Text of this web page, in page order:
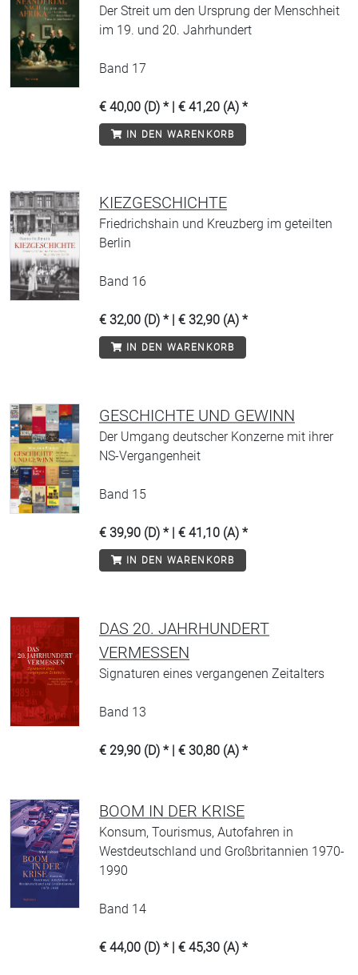
Der Streit um den Ursprung der Menschheit
im 19. und 20. Jahrhundert
Band 17
€ 40,00 (D) * | € 41,20 (A) *
IN DEN WARENKORB
KIEZGESCHICHTE
Friedrichshain und Kreuzberg im geteilten
Berlin
Band 16
€ 32,00 (D) * | € 32,90 (A) *
IN DEN WARENKORB
GESCHICHTE UND GEWINN
Der Umgang deutscher Konzerne mit ihrer
NS-Vergangenheit
Band 15
€ 39,90 (D) * | € 41,10 (A) *
IN DEN WARENKORB
DAS 20. JAHRHUNDERT
VERMESSEN
Signaturen eines vergangenen Zeitalters
Band 13
€ 29,90 (D) * | € 30,80 (A) *
BOOM IN DER KRISE
Konsum, Tourismus, Autofahren in
Westdeutschland und Großbritannien 1970-
1990
Band 14
€ 44,00 (D) * | € 45,30 (A) *